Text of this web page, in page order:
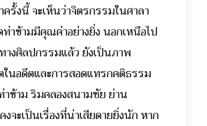
ครั้งนี้ จะเห็นว่าจิตรกรรมในศาลา
าข้ามมีคุณค่าอย่างยิ่ง นอกเหนือไป
างศิลปกรรมแล้ว ยังเป็นภาพ
นอดีตและการสอดแทรกคติธรรม
ข้าม ริมคลองสนามชัย ย่าน
จะเป็นเรื่องที่น่าเสียดายยิ่งนัก หาก